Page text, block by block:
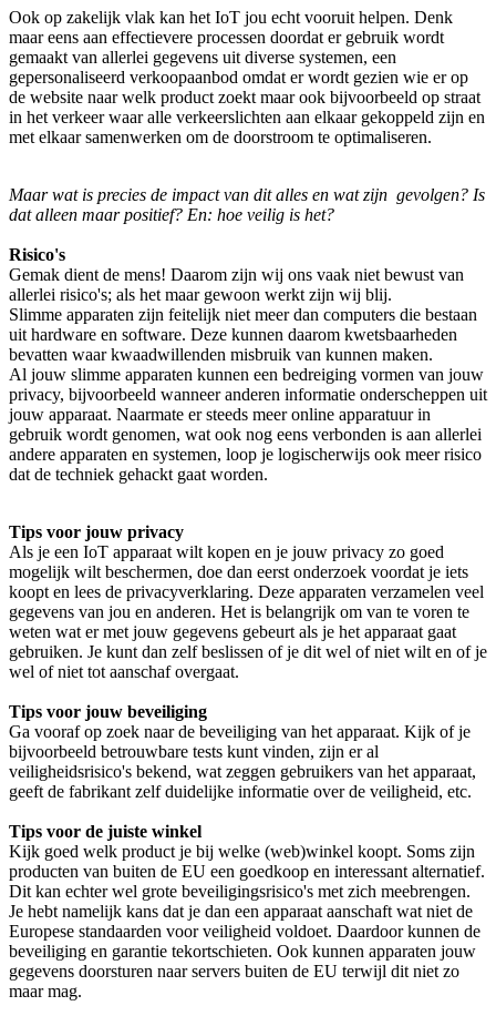
Ook op zakelijk vlak kan het IoT jou echt vooruit helpen. Denk
maar eens aan effectievere processen doordat er gebruik wordt
gemaakt van allerlei gegevens uit diverse systemen, een
gepersonaliseerd verkoopaanbod omdat er wordt gezien wie er op
de website naar welk product zoekt maar ook bijvoorbeeld op straat
in het verkeer waar alle verkeerslichten aan elkaar gekoppeld zijn en
met elkaar samenwerken om de doorstroom te optimaliseren.
Maar wat is precies de impact van dit alles en wat zijn gevolgen? Is
dat alleen maar positief? En: hoe veilig is het?
Risico's
Gemak dient de mens! Daarom zijn wij ons vaak niet bewust van
allerlei risico's; als het maar gewoon werkt zijn wij blij.
Slimme apparaten zijn feitelijk niet meer dan computers die bestaan
uit hardware en software. Deze kunnen daarom kwetsbaarheden
bevatten waar kwaadwillenden misbruik van kunnen maken.
Al jouw slimme apparaten kunnen een bedreiging vormen van jouw
privacy, bijvoorbeeld wanneer anderen informatie onderscheppen uit
jouw apparaat. Naarmate er steeds meer online apparatuur in
gebruik wordt genomen, wat ook nog eens verbonden is aan allerlei
andere apparaten en systemen, loop je logischerwijs ook meer risico
dat de techniek gehackt gaat worden.
Tips voor jouw privacy
Als je een IoT apparaat wilt kopen en je jouw privacy zo goed
mogelijk wilt beschermen, doe dan eerst onderzoek voordat je iets
koopt en lees de privacyverklaring. Deze apparaten verzamelen veel
gegevens van jou en anderen. Het is belangrijk om van te voren te
weten wat er met jouw gegevens gebeurt als je het apparaat gaat
gebruiken. Je kunt dan zelf beslissen of je dit wel of niet wilt en of je
wel of niet tot aanschaf overgaat.
Tips voor jouw beveiliging
Ga vooraf op zoek naar de beveiliging van het apparaat. Kijk of je
bijvoorbeeld betrouwbare tests kunt vinden, zijn er al
veiligheidsrisico's bekend, wat zeggen gebruikers van het apparaat,
geeft de fabrikant zelf duidelijke informatie over de veiligheid, etc.
Tips voor de juiste winkel
Kijk goed welk product je bij welke (web)winkel koopt. Soms zijn
producten van buiten de EU een goedkoop en interessant alternatief.
Dit kan echter wel grote beveiligingsrisico's met zich meebrengen.
Je hebt namelijk kans dat je dan een apparaat aanschaft wat niet de
Europese standaarden voor veiligheid voldoet. Daardoor kunnen de
beveiliging en garantie tekortschieten. Ook kunnen apparaten jouw
gegevens doorsturen naar servers buiten de EU terwijl dit niet zo
maar mag.